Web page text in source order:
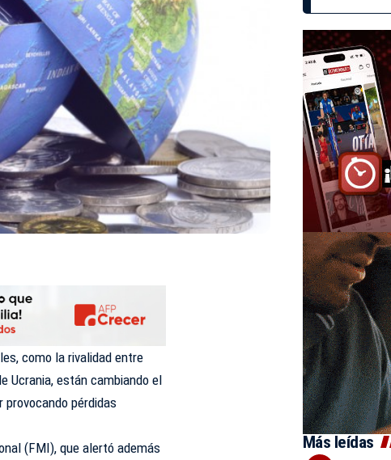
como la rivalidad entre
Ucrania, están cambiando el
pérdidas
(FMI), que alertó además
Más leídas